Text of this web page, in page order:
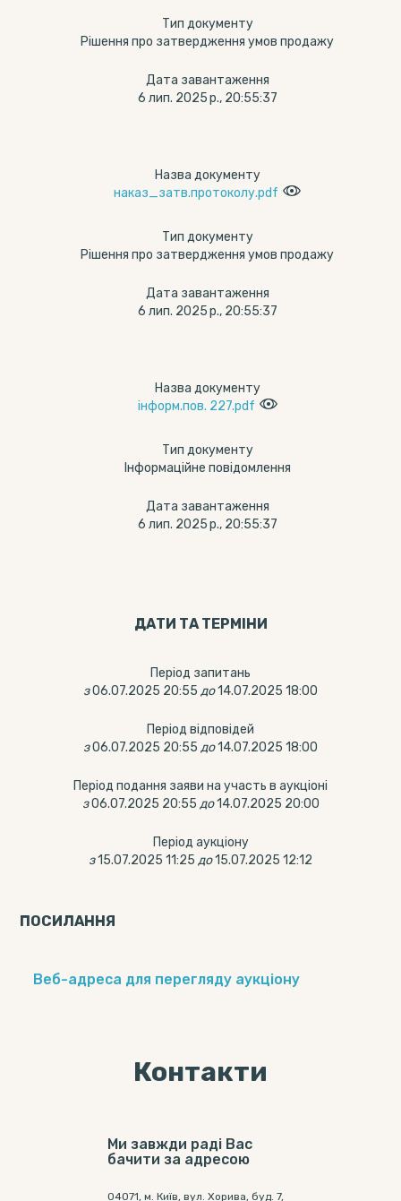
Тип документу
Рішення про затвердження умов продажу
Дата завантаження
6 лип. 2025 р., 20:55:37
Назва документу
наказ_затв.протоколу.pdf
Тип документу
Рішення про затвердження умов продажу
Дата завантаження
6 лип. 2025 р., 20:55:37
Назва документу
інформ.пов. 227.pdf
Тип документу
Інформаційне повідомлення
Дата завантаження
6 лип. 2025 р., 20:55:37
ДАТИ ТА ТЕРМIНИ
Період запитань
з06.07.2025 20:55 до14.07.2025 18:00
Період відповідей
з06.07.2025 20:55 до14.07.2025 18:00
Період подання заяви на участь в аукціоні
з 06.07.2025 20:55 до 14.07.2025 20:00
Період аукціону
з15.07.2025 11:25 до15.07.2025 12:12
ПОСИЛАННЯ
Веб-адреса для перегляду аукціону
Контакти
Ми завжди раді Вас
бачити за адресою
04071, м. Київ, вул. Хорива, буд. 7,